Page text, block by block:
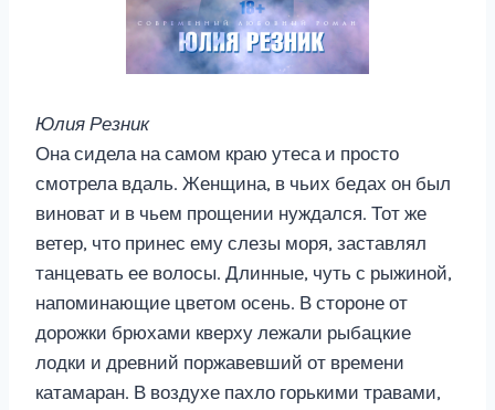
Юлия Резник
Она сидела на самом краю утеса и просто
смотрела вдаль. Женщина, в чьих бедах он был
виноват и в чьем прощении нуждался. Тот же
ветер, что принес ему слезы моря, заставлял
танцевать ее волосы. Длинные, чуть с рыжиной,
напоминающие цветом осень. В стороне от
дорожки брюхами кверху лежали рыбацкие
лодки и древний поржавевший от времени
катамаран. В воздухе пахло горькими травами,